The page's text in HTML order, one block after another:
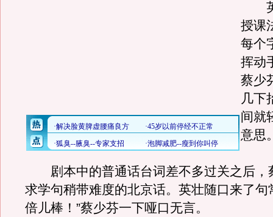
英
授课
每个
挥动
蔡少
几下
间就
意思
剧本中的普通话台词差不多过关之后，
求学句稍带难度的北京话。英壮随口来了句
倍儿棒！”蔡少芬一下哑口无言。